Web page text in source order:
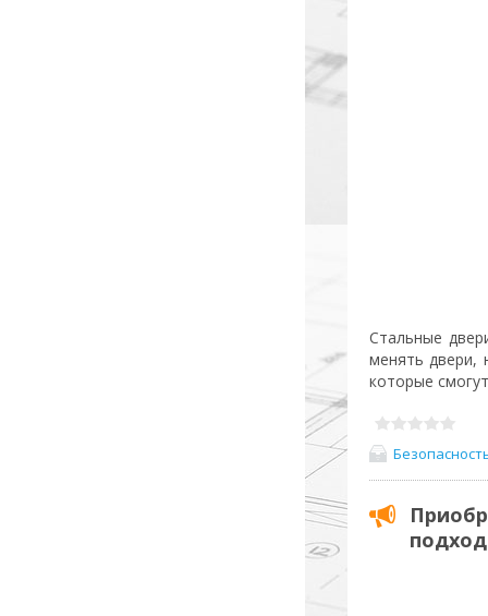
Стальные
менять двери,
которые